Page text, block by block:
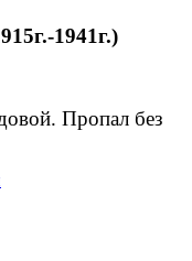
1941г.)
Пропал без